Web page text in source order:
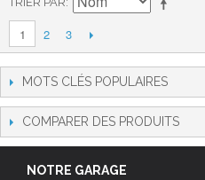
1 2 3
MOTS CLÉS POPULAIRES
COMPARER DES PRODUITS
NOTRE GARAGE